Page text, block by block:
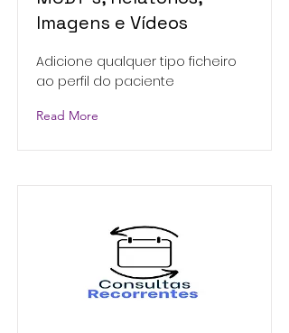
Imagens e Vídeos
Adicione qualquer tipo ficheiro
ao perfil do paciente
Read More